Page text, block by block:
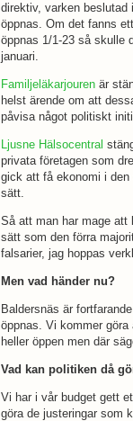
direktiv, varken beslutad
öppnas. Om det fanns
öppnas 1/1-23 så skulle
januari.
Familjeläkarjouren är
helst ärende om att
påvisa något politiskt
Ljusne Hälsocentral
privata företagen som
gick att få ekonomi i
sätt.
Så att man har mage
sätt som den förra
falsarier, jag hoppas
Men vad händer nu?
Baldersnäs är
öppnas. Vi kommer
heller öppen men där
Vad kan politiken då
Vi har i vår budget gett
göra de justeringar som